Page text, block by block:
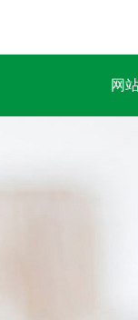
网